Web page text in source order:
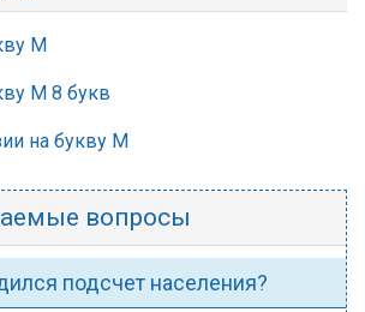
М
М 8 букв
на букву М
вопросы
подсчет населения?